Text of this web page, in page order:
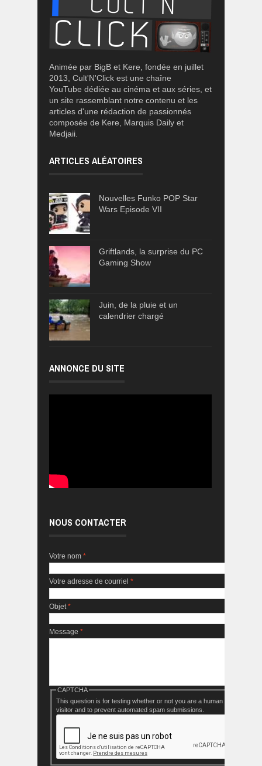
Animée par BigB et Kere, fondée en juillet
2013, Cult'N'Click est une chaîne
YouTube dédiée au cinéma et aux séries, et
un site rassemblant notre contenu et les
articles d'une rédaction de passionnés
composée de Kere, Marquis Daily et
Medjaii.
ARTICLES ALÉATOIRES
Nouvelles Funko POP Star
Wars Episode VII
Griftlands, la surprise du PC
Gaming Show
Juin, de la pluie et un
calendrier chargé
ANNONCE DU SITE
NOUS CONTACTER
Votre nom *
Votre adresse de courriel *
Objet*
Message *
CAPTCHA
This question is for testing whether or not you are a human
visitor and to prevent automated spam submissions.